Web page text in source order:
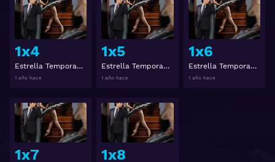
1x4
Estrella Temporada 1 Capitulo 4
1 año hace
Ver
1x5
Estrella Temporada 1 Capitulo 5
1 año hace
Ver
1x6
Estrella Temporada 1 Capitulo 6
1 año hace
1x7
Ver
1x8